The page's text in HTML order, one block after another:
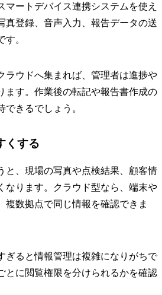
マートデバイス連携システムを使え
真登録、音声入力、報告データの送
。
ラウドへ集まれば、管理者は進捗や
ます。作業後の転記や報告書作成の
できるでしょう。
くする
と、現場の写真や点検結果、顧客情
なります。クラウド型なら、端末や
複数拠点で同じ情報を確認できま
ぎると情報管理は複雑になりがちで
とに閲覧権限を分けられるかを確認